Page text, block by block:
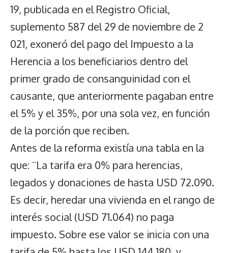
19, publicada en el Registro Oficial,
suplemento 587 del 29 de noviembre de 2
021, exoneró del pago del Impuesto a la
Herencia a los beneficiarios dentro del
primer grado de consanguinidad con el
causante, que anteriormente pagaban entre
el 5% y el 35%, por una sola vez, en función
de la porción que reciben.
Antes de la reforma existía una tabla en la
que: ¨La tarifa era 0% para herencias,
legados y donaciones de hasta USD 72.090.
Es decir, heredar una vivienda en el rango de
interés social (USD 71.064) no paga
impuesto. Sobre ese valor se inicia con una